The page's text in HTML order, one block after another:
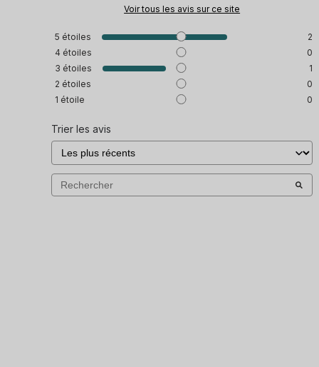
Voir tous les avis sur ce site
5 étoiles
2
4 étoiles
0
3 étoiles
1
2 étoiles
0
1 étoile 0
Trier les avis